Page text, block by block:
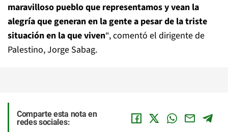
maravilloso pueblo que representamos y vean la
alegría que generan en la gente a pesar de la triste
situación en la que viven“, comentó el dirigente de
Palestino, Jorge Sabag.
Comparte esta nota en
redes sociales: